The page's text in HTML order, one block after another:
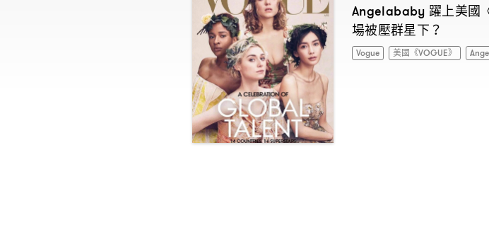
Angelababy 躍上美國
場被壓群星下？
Vogue 美國《VOGUE》